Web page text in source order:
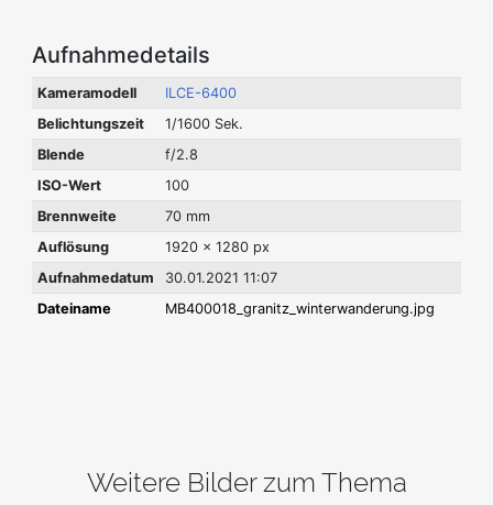
Aufnahmedetails
Kameramodell
ILCE-6400
Belichtungszeit
1/1600 Sek.
Blende
f/2.8
ISO-Wert
100
Brennweite
70 mm
Auflösung
1920 x 1280 px
Aufnahmedatum
30.01.2021 11:07
Dateiname
MB400018_granitz_winterwanderung.jpg
Weitere Bilder zum Thema